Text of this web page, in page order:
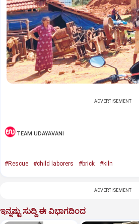
ADVERTISEMENT
TEAM UDAYAVANI
#Rescue #child laborers #brick #kiln
ADVERTISEMENT
ಇನ್ನಷ್ಟು ಸುದ್ದಿ ಈ ವಿಭಾಗದಿಂದ